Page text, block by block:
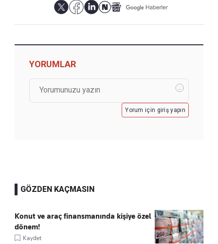
YORUMLAR
Yorum için giriş yapın
GÖZDEN KAÇMASIN
Konut ve araç finansmanında kişiye özel
dönem!
Kaydet